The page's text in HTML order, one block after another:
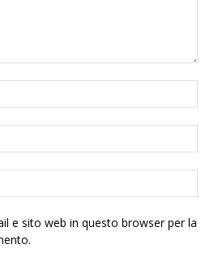
e sito web in questo browser per la